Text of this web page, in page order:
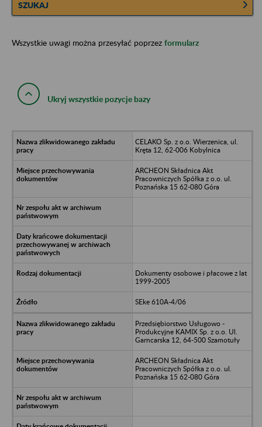
SZUKAJ
Wszystkie uwagi można przesyłać poprzez formularz
Ukryj wszystkie pozycje bazy
CELAKO Sp. z o.o. Wierzenica, ul.
Kręta 12, 62-006 Kobylnica
ARCHEON Składnica Akt
Pracowniczych Spółka z o.o. ul.
Poznańska 15 62-080 Góra
Dokumenty osobowe i płacowe z lat
1999-2005
SEke 610A-4/06
Przedsiębiorstwo Usługowo -
Produkcyjne KAMIX Sp. z o.o. Ul.
Garncarska 12, 64-500 Szamotuły
ARCHEON Składnica Akt
Pracowniczych Spółka z o.o. ul.
Poznańska 15 62-080 Góra